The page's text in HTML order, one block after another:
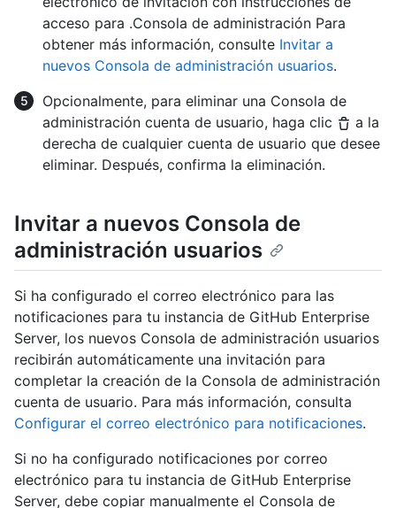
acceso para .Consola de administración Para
obtener más información, consulte Invitar a
nuevos Consola de administración usuarios.
Opcionalmente, para eliminar una Consola de
administración cuenta de usuario, haga clic
a la
derecha de cualquier cuenta de usuario que desee
eliminar. Después, confirma la eliminación.
Invitar a nuevos Consola de
administración usuarios
Si ha configurado el correo electrónico para las
notificaciones para tu instancia de GitHub Enterprise
Server, los nuevos Consola de administración usuarios
recibirán automáticamente una invitación para
completar la creación de la Consola de administración
cuenta de usuario. Para más información, consulta
Configurar el correo electrónico para notificaciones.
Si no ha configurado notificaciones por correo
electrónico para tu instancia de GitHub Enterprise
Server, debe copiar manualmente el Consola de